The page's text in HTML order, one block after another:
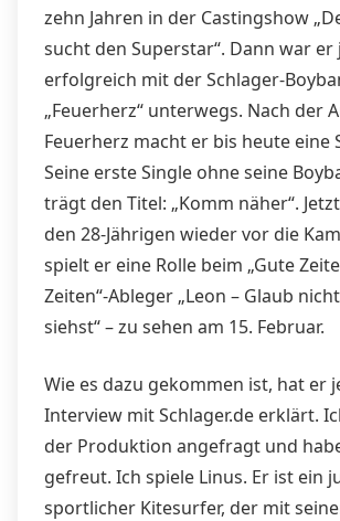
zehn Jahren in der Castingshow
sucht den Superstar“. Dann war er
erfolgreich mit der Schlager-
„Feuerherz“ unterwegs. Nach der
Feuerherz macht er bis heute eine
Seine erste Single ohne seine
trägt den Titel: „Komm näher“.
den 28-Jährigen wieder vor die
spielt er eine Rolle beim „Gute
Zeiten“-Ableger „Leon – Glaub
siehst“ – zu sehen am 15. Februar.
Wie es dazu gekommen ist, hat er
Interview mit Schlager.de erklärt.
der Produktion angefragt und
gefreut. Ich spiele Linus. Er ist ein
sportlicher Kitesurfer, der mit